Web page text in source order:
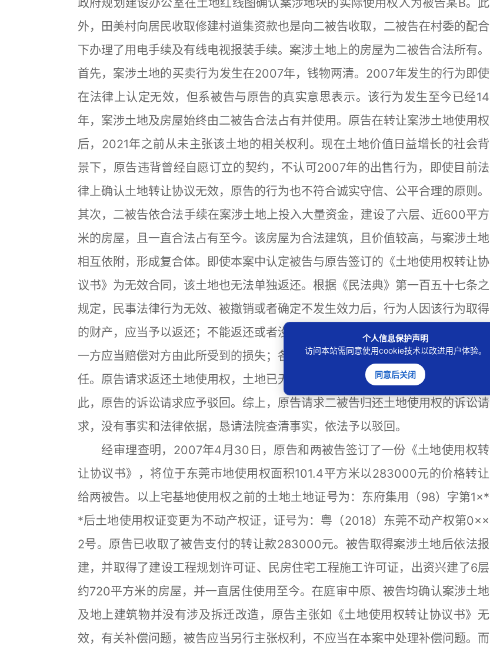
政府规划建设办公室在土地红线图确认案涉地块的实际使用权人为被告某B。此
外，田美村向居民收取修建村道集资款也是向二被告收取，二被告在村委的配合
下办理了用电手续及有线电视报装手续。案涉土地上的房屋为二被告合法所有。
首先，案涉土地的买卖行为发生在2007年，钱物两清。2007年发生的行为即使
在法律上认定无效，但系被告与原告的真实意思表示。该行为发生至今已经14
年，案涉土地及房屋始终由二被告合法占有并使用。原告在转让案涉土地使用权
后，2021年之前从未主张该土地的相关权利。现在土地价值日益增长的社会背
景下，原告违背曾经自愿订立的契约，不认可2007年的出售行为，即使目前法
律上确认土地转让协议无效，原告的行为也不符合诚实守信、公平合理的原则。
其次，二被告依合法手续在案涉土地上投入大量资金，建设了六层、近600平方
米的房屋，且一直合法占有至今。该房屋为合法建筑，且价值较高，与案涉土地
相互依附，形成复合体。即使本案中认定被告与原告签订的《土地使用权转让协
议书》为无效合同，该土地也无法单独返还。根据《民法典》第一百五十七条之
规定，民事法律行为无效、被撤销或者确定不发生效力后，行为人因该行为取得
的财产，应当予以返还；不能返还或者没必要返还的，应当折价补偿。有过错的
一方应当赔偿对方由此所受到的损失；各方都有过错的，应当各自承担相应的责
任。原告请求返还土地使用权，土地已无法返还，但原告也未请求折价补偿。因
此，原告的诉讼请求应予驳回。综上，原告请求二被告归还土地使用权的诉讼请
求，没有事实和法律依据，恳请法院查清事实，依法予以驳回。
经审理查明，2007年4月30日，原告和两被告签订了一份《土地使用权转
让协议书》，将位于东莞市地使用权面积101.4平方米以283000元的价格转让
给两被告。以上宅基地使用权之前的土地土地证号为：东府集用（98）字第1×*
*后土地使用权证变更为不动产权证，证号为：粤（2018）东莞不动产权第0××
2号。原告已收取了被告支付的转让款283000元。被告取得案涉土地后依法报
建，并取得了建设工程规划许可证、民房住宅工程施工许可证，出资兴建了6层
约720平方米的房屋，并一直居住使用至今。在庭审中原、被告均确认案涉土地
及地上建筑物并没有涉及拆迁改造，原告主张如《土地使用权转让协议书》无
效，有关补偿问题，被告应当另行主张权利，不应当在本案中处理补偿问题。而
个人信息保护声明
访问本站需同意使用cookie技术以改进用户体验。
同意后关闭